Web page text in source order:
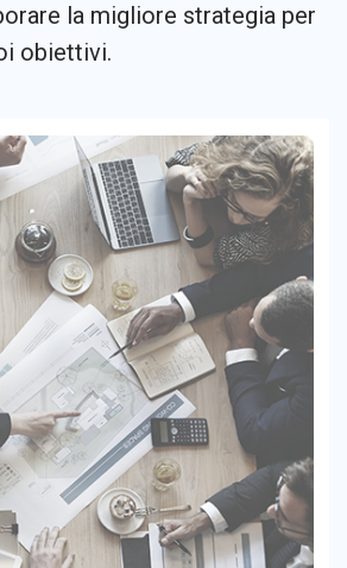
la migliore strategia per
obiettivi.